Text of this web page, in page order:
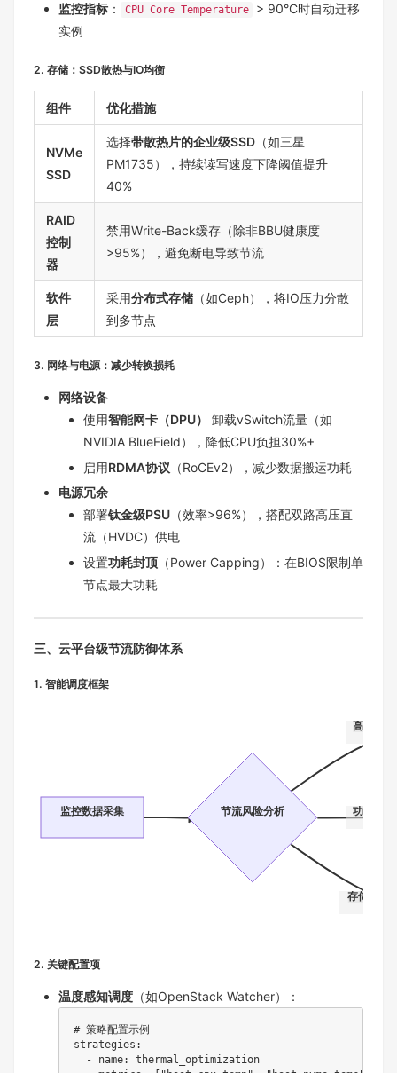
监控指标 ： CPU Core Temperature
> 90°C时自动迁移
实例
2. 存储：SSD散热与IO均衡
组件 优化措施
NVMe
SSD
选择带散热片的企业级SSD （如三星
PM1735），持续读写速度下降阈值提升
40%
RAID
控制
器
禁用Write-Back缓存（除非BBU健康度
>95%），避免断电导致节流
软件
层
采用分布式存储 （如Ceph），将IO压力分散
到多节点
3. 网络与电源：减少转换损耗
网络设备
使用智能网卡（DPU）
卸载vSwitch流量（如
NVIDIA BlueField），降低CPU负担30%+
启用RDMA协议 （RoCEv2），减少数据搬运功耗
电源冗余
部署钛金级PSU （效率>96%），搭配双路高压直
流（HVDC）供电
设置功耗封顶 （Power Capping）：在BIOS限制单
节点最大功耗
三、云平台级节流防御体系
1. 智能调度框架
高温预警
功耗超标
存储IO饱
监控数据采集 节流风险分析
2. 关键配置项
温度感知调度 （如OpenStack Watcher）：
# 策略配置示例
strategies :
-
name:
thermal_optimization